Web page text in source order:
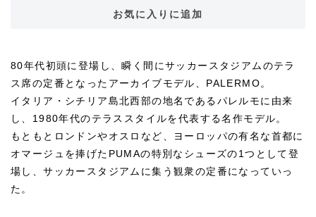
お気に入りに追加
80年代初頭に登場し、瞬く間にサッカースタジアムのテラ
ス席の定番となったアーカイブモデル、PALERMO。
イタリア・シチリア島北西部の地名であるパレルモに由来
し、1980年代のテラススタイルを代表する名作モデル。
もともとロンドンやオスロなど、ヨーロッパの有名な首都に
オマージュを捧げたPUMAの特別なシューズの1つとして登
場し、サッカースタジアムに集う観衆の定番になっていっ
た。